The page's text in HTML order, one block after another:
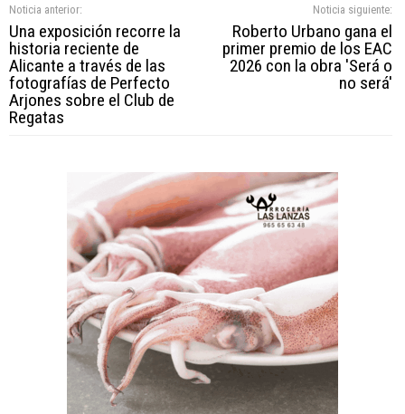
Noticia anterior:
Una exposición recorre la
historia reciente de
Alicante a través de las
fotografías de Perfecto
Arjones sobre el Club de
Regatas
Noticia siguiente:
Roberto Urbano gana el
primer premio de los EAC
2026 con la obra 'Será o
no será'